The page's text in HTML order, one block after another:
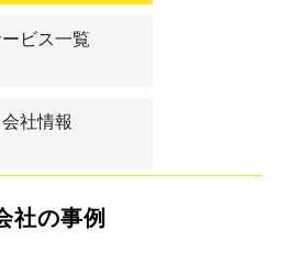
ビス一覧
会社情報
社の事例